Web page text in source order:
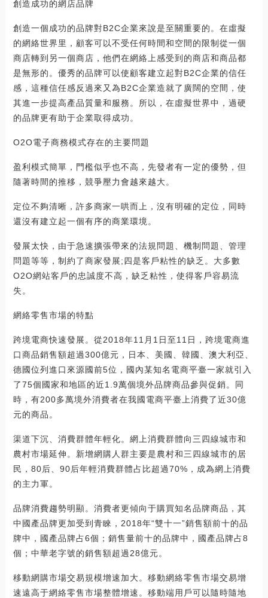
創造成功的網店品牌
創造一個成功的品牌對B2C企業來說是至關重要的。在虛擬
的網絡世界里，顧客可以不受任何時間和空間的限制從一個
商店轉到另一個商店，他們在網絡上感受到的商店和商品都
是無形的。優秀的品牌可以使顧客建立起對B2C企業的信任
感，這種信任感反過來又為B2C企業造就了廣闊的空間，使
其進一步提高產品質量和服務。所以，在虛擬世界中，過硬
的品牌更有助于企業取得成功。
O2O電子商務模式存在的主要問題
盈利模式簡單，門檻似乎也不高，先發者有一定的優勢，但
隨著時間的推移，競爭壓力會越來越大。
定位不夠清晰，許多商家一哄而上，沒有明確的定位，同時
還沒有建立起一個有序的商業環境。
發展太快，由于急速擴張帶來的法規問題、機制問題、管理
問題等等，制約了商家發展;四是客戶粘性的缺乏。大多數
O2O網站客戶的忠誠度不高，缺乏粘性，使得客戶容易流
失。
網絡零售市場的特點
跨境電商快速發展。從2018年11月1日至11日，跨境電商進
口商品銷售額超過300億元，日本、美國、韓國、澳大利亞、
德國位列進口來源國前5位，國內某知名電商平臺一家就引入
了75個國家和地區的近1.9萬個境外品牌商品參與促銷。同
時，有200多萬境外消費者在我國電商平臺上消費了近30億
元的商品。
渠道下沉、消費群體年輕化。網上消費群體向三四線城市和
農村市場延伸。新增網購人群主要是農村和三四線城市的居
民，80后、90后年輕消費群體占比超過70%，成為網上消費
的主力軍。
品牌消費趨勢明顯。消費者更傾向于購買知名品牌商品，其
中國產品牌更加受到青睞，2018年“雙十一”銷售額前十的品
牌中，國產品牌占6個；銷售量前十的品牌中，國產品牌占8
個；中華老字號的銷售額超過28億元。
移動網購市場交易規模增速加大。移動網絡零售市場交易增
速遠高于網絡零售市場整體增速。移動端用戶可以隨時隨地